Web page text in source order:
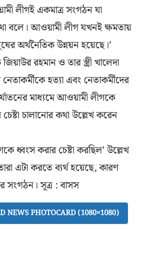
লীগই একমাত্র সংগঠন যা
বলে। আওয়ামী লীগ যখনই ক্ষমতায়
অর্থনৈতিক উন্নয়ন হয়েছে।’
রহমান ও তার স্ত্রী খালেদা
হত্যা এবং নেতাকর্মীদের
মাধ্যমে আওয়ামী লীগকে
চালানোর কথা উল্লেখ করেন
ধ্বংস করার চেষ্টা করছিল’ উল্লেখ
এটা করতে ব্যর্থ হয়েছে, কারণ
সংগঠন। সূত্র : বাসস
NEWS PHOTOCARD (1080×1080)